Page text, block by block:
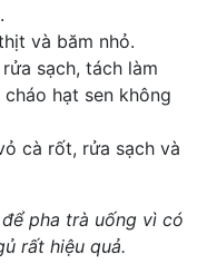
và băm nhỏ.
sạch, tách làm
hạt sen không
cà rốt, rửa sạch và
pha trà uống vì có
rất hiệu quả.